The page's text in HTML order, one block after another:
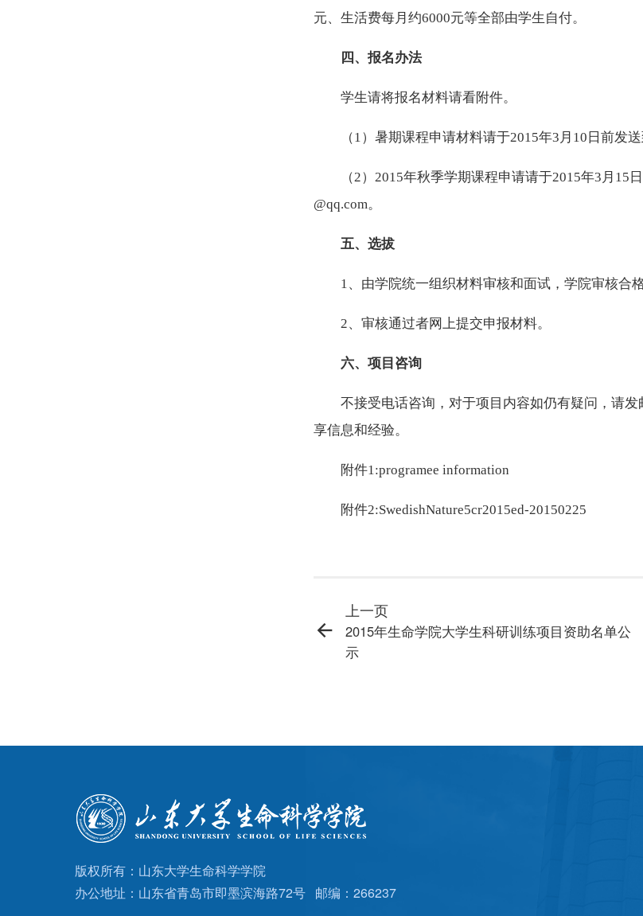
元、生活费每月约6000元等全部由学生自付。
四、报名办法
学生请将报名材料请看附件。
（1）暑期课程申请材料请于2015年3月10日前发
（2）2015年秋季学期课程申请请于2015年3月
@qq.com。
五、选拔
1、由学院统一组织材料审核和面试，学院审核合
2、审核通过者网上提交申报材料。
六、项目咨询
不接受电话咨询，对于项目内容如仍有疑问，请发
享信息和经验。
附件1:programee information
附件2:SwedishNature5cr2015ed-20150225
上一页
2015年生命学院大学生科研训练项目资助名单公
示
版权所有：山东大学生命科学学院
办公地址：山东省青岛市即墨滨海路72号 邮编：266237